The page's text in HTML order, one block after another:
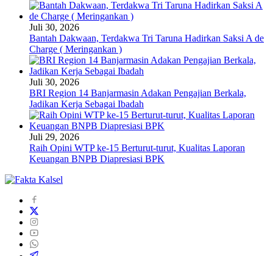
Juli 30, 2026
Bantah Dakwaan, Terdakwa Tri Taruna Hadirkan Saksi A de
Charge ( Meringankan )
Juli 30, 2026
BRI Region 14 Banjarmasin Adakan Pengajian Berkala,
Jadikan Kerja Sebagai Ibadah
Juli 29, 2026
Raih Opini WTP ke-15 Berturut-turut, Kualitas Laporan
Keuangan BNPB Diapresiasi BPK